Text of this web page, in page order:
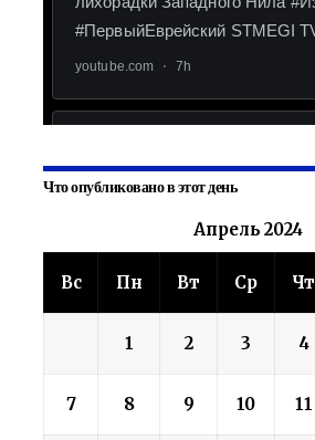
Что опубликовано в этот день
Апрель 2024
Вс Пн Вт Ср Чт
1 2 3 4
7 8 9 10 11